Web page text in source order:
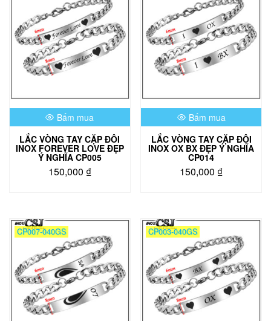
Bấm mua
LẮC VÒNG TAY CẶP ĐÔI
INOX FOREVER LOVE ĐẸP
Ý NGHĨA CP005
150,000 ₫
Bấm mua
LẮC VÒNG TAY CẶP ĐÔI
INOX OX BX ĐẸP Ý NGHĨA
CP014
150,000 ₫
CP007-040GS CP003-040GS